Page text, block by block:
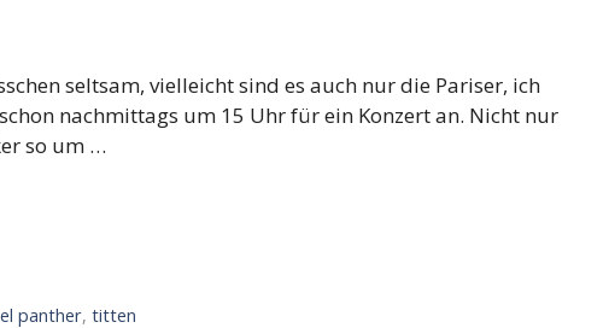
seltsam, vielleicht sind es auch nur die Pariser, ich
nachmittags um 15 Uhr für ein Konzert an. Nicht nur
so um …
panther,titten